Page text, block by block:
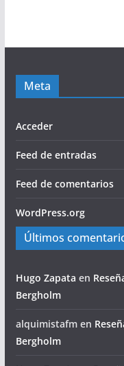
Meta
Acceder
Feed de entradas
Feed de comentarios
WordPress.org
Últimos
Hugo Zapata en
Bergholm
alquimistafmen
Bergholm